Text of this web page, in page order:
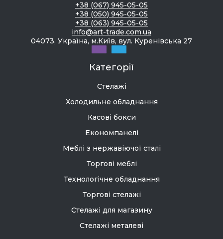
+38 (067) 945-05-05
+38 (050) 945-05-05
+38 (063) 945-05-05
info@art-trade.com.ua
04073, Україна, м.Київ, вул. Куренівська 27
Категорії
Стелажі
Холодильне обладнання
Касові бокси
Економпанелі
Меблі з нержавіючої сталі
Торгові меблі
Технологічне обладнання
Торгові стелажі
Стелажі для магазину
Стелажі металеві